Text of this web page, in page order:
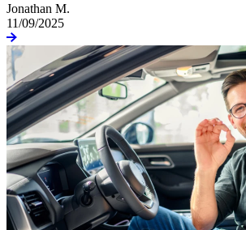
Jonathan M.
11/09/2025